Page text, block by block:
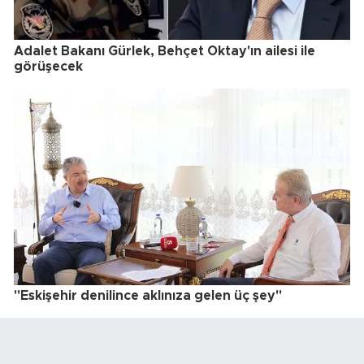
Adalet Bakanı Gürlek, Behçet Oktay'ın ailesi ile
görüşecek
"Eskişehir denilince aklınıza gelen üç şey"